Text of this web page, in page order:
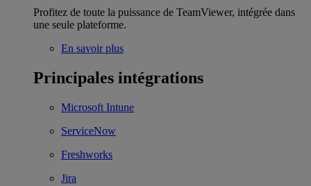
Profitez de toute la puissance de TeamViewer, intégrée dans
une seule plateforme.
En savoir plus
Principales intégrations
Microsoft Intune
ServiceNow
Freshworks
Jira